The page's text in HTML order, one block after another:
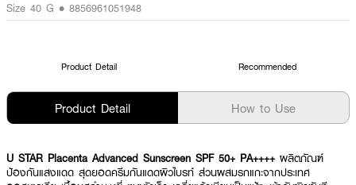
Size 40 G • 8856961051948
Product Detail Recommended
Product Detail How to Use
U STAR Placenta Advanced Sunscreen SPF 50+ PA++++ ผลิตภัณฑ์
ป้องกันแสงแดด สุดยอดครีมกันแดดผิวไบรท์ ส่วนผสมรกแกะจากประเทศ